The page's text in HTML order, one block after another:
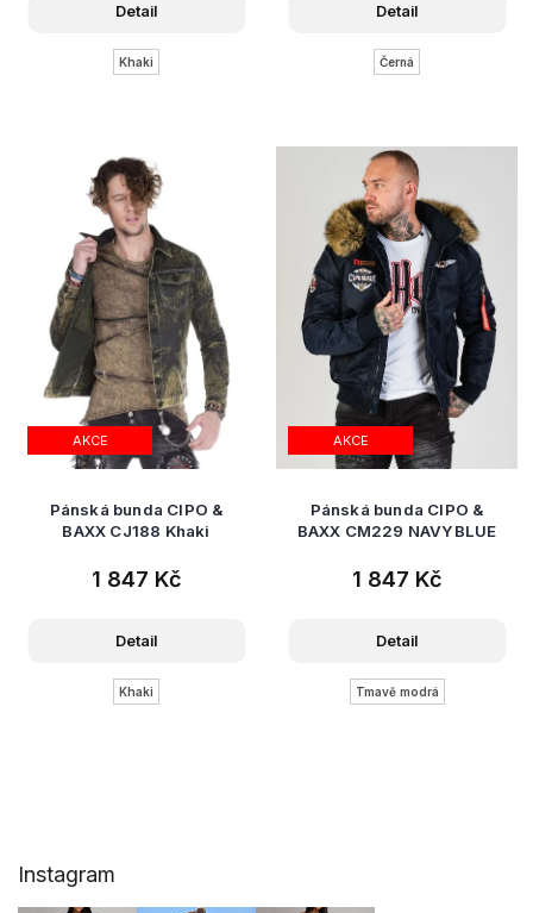
Detail
Khaki
Detail
Černá
AKCE
Pánská bunda CIPO &
BAXX CJ188 Khaki
1 847 Kč
Detail
Khaki
AKCE
Pánská bunda CIPO &
BAXX CM229 NAVYBLUE
1 847 Kč
Detail
Tmavě modrá
Instagram